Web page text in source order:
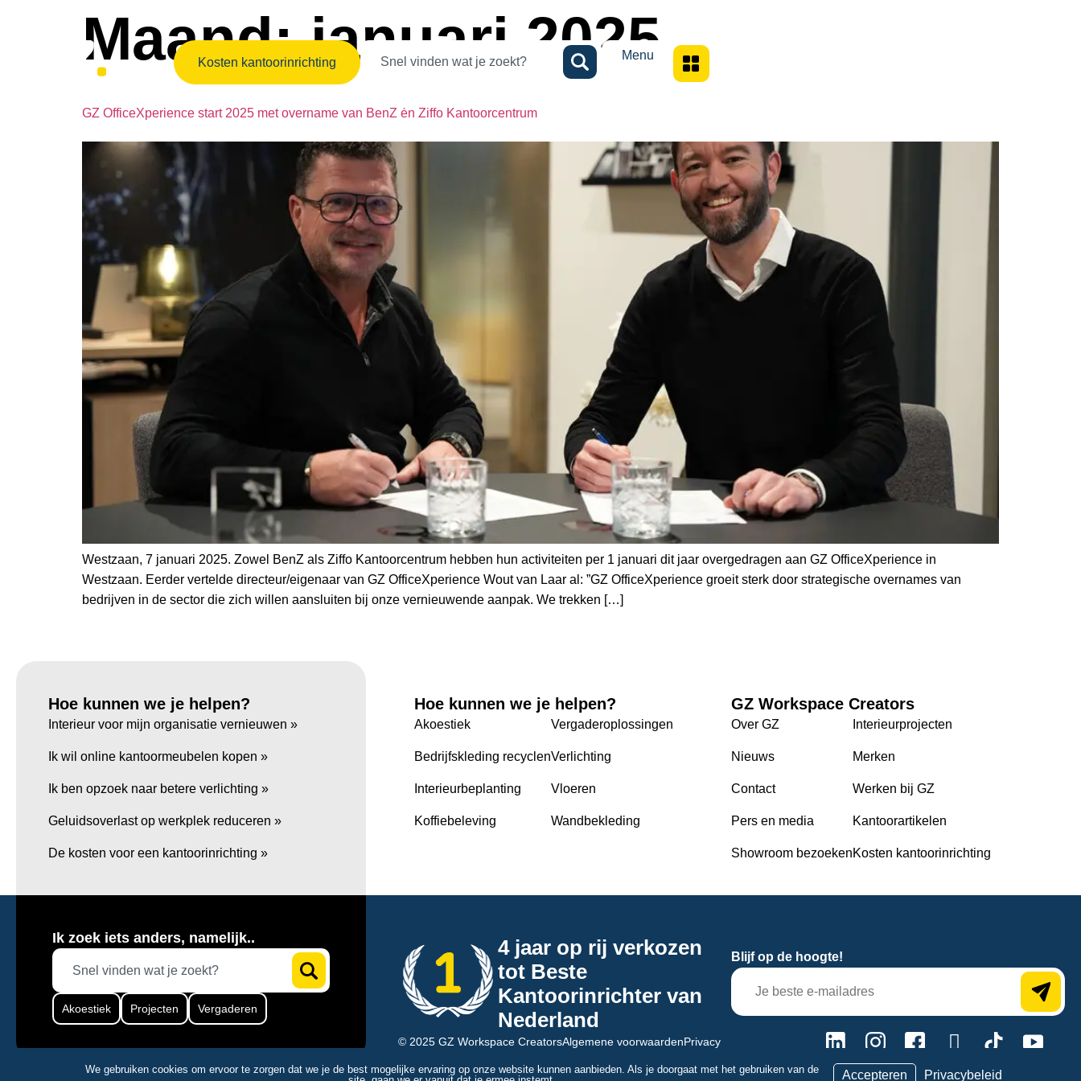
Kosten kantoorinrichting
Menu
Maand:januari 2025
GZ OfficeXperience start 2025 met overname van BenZ én Ziffo Kantoorcentrum
Westzaan, 7 januari 2025. Zowel BenZ als Ziffo Kantoorcentrum hebben hun activiteiten per 1 januari dit jaar overgedragen aan GZ OfficeXperience in
Westzaan. Eerder vertelde directeur/eigenaar van GZ OfficeXperience Wout van Laar al: ”GZ OfficeXperience groeit sterk door strategische overnames van
bedrijven in de sector die zich willen aansluiten bij onze vernieuwende aanpak. We trekken […]
Hoe kunnen we je helpen?
Interieur voor mijn organisatie vernieuwen »
Ik wil online kantoormeubelen kopen »
Ik ben opzoek naar betere verlichting »
Geluidsoverlast op werkplek reduceren »
De kosten voor een kantoorinrichting »
Hoe kunnen we je helpen?
Akoestiek
Bedrijfskleding recyclen
Interieurbeplanting
Koffiebeleving
Vergaderoplossingen
Verlichting
Vloeren
Wandbekleding
GZ Workspace Creators
Over GZ
Nieuws
Contact
Pers en media
Showroom bezoeken
Interieurprojecten
Merken
Werken bij GZ
Kantoorartikelen
Kosten kantoorinrichting
Ik zoek iets anders, namelijk..
Akoestiek Projecten Vergaderen
4 jaar op rij verkozen
tot Beste
Kantoorinrichter van
Nederland
Blijf op de hoogte!
name-hny-8vud9
© 2025 GZ Workspace CreatorsAlgemene voorwaardenPrivacy
We gebruiken cookies om ervoor te zorgen dat we je de best mogelijke ervaring op onze website kunnen aanbieden. Als je doorgaat met het gebruiken van de
Accepteren Privacybeleid